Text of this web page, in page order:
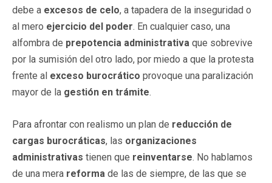
debe a excesos de celo, a tapadera de la inseguridad o
al mero ejercicio del poder. En cualquier caso, una
alfombra de prepotencia administrativa que sobrevive
por la sumisión del otro lado, por miedo a que la protesta
frente al exceso burocrático provoque una paralización
mayor de la gestión en trámite.
Para afrontar con realismo un plan de reducción de
cargas burocráticas, las organizaciones
administrativas tienen que reinventarse. No hablamos
de una mera reforma de las de siempre, de las que se